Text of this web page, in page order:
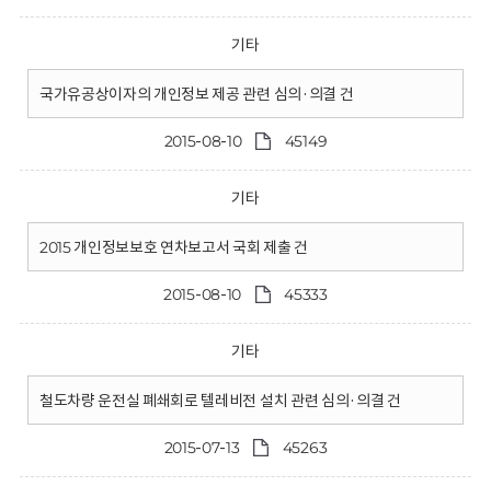
기타
국가유공상이자의 개인정보 제공 관련 심의·의결 건
2015-08-10 45149
기타
2015 개인정보보호 연차보고서 국회 제출 건
2015-08-10 45333
기타
철도차량 운전실 폐쇄회로 텔레비전 설치 관련 심의·의결 건
2015-07-13 45263